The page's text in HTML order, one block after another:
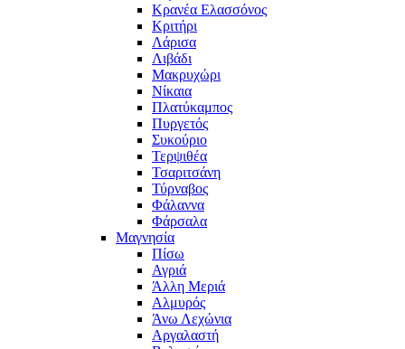
Κρανέα Ελασσόνος
Κριτήρι
Λάρισα
Λιβάδι
Μακρυχώρι
Νίκαια
Πλατύκαμπος
Πυργετός
Συκούριο
Τερψιθέα
Τσαριτσάνη
Τύρναβος
Φάλαννα
Φάρσαλα
Μαγνησία
Πίσω
Αγριά
Άλλη Μεριά
Αλμυρός
Άνω Λεχώνια
Αργαλαστή